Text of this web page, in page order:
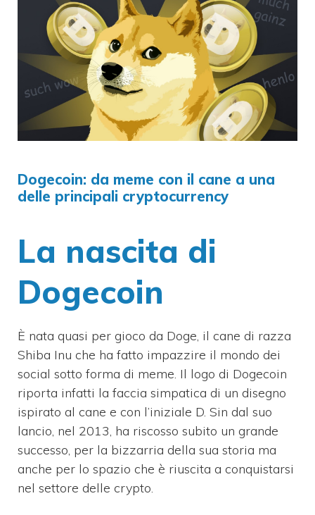
Dogecoin: da meme con il cane a una
delle principali cryptocurrency
La nascita di
Dogecoin
È nata quasi per gioco da Doge, il cane di razza
Shiba Inu che ha fatto impazzire il mondo dei
social sotto forma di meme. Il logo di Dogecoin
riporta infatti la faccia simpatica di un disegno
ispirato al cane e con l’iniziale D. Sin dal suo
lancio, nel 2013, ha riscosso subito un grande
successo, per la bizzarria della sua storia ma
anche per lo spazio che è riuscita a conquistarsi
nel settore delle crypto.